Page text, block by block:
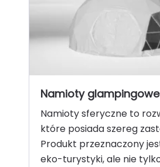
Namioty glampingowe
Namioty sferyczne to
które posiada szereg
Produkt przeznaczony
eko-turystyki, ale nie